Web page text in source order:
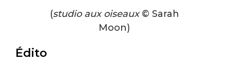
Édito
(studio aux oiseaux© Sarah
Moon)